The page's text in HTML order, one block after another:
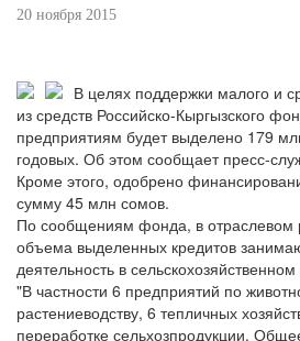
20 ноября 2015
В целях поддержки малого и
из средств Российско-Кыргызского
предприятиям будет выделено 179
годовых. Об этом сообщает пресс-
Кроме этого, одобрено
сумму 45 млн сомов.
По сообщениям фонда, в отраслевом
объема выделенных кредитов
деятельность в сельскохозяйственном
"В частности 6 предприятий по
растениеводству, 6 тепличных
переработке сельхозпродукции.